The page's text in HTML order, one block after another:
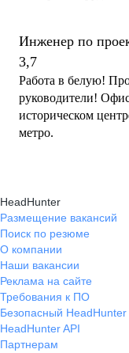
Инженер по
работе
3,7
Работа в белую!
руководители!
историческом
метро.
HeadHunter
Размещение вакансий
Поиск по резюме
О компании
Наши вакансии
Реклама на сайте
Требования к ПО
Безопасный HeadHunter
HeadHunter API
Партнерам